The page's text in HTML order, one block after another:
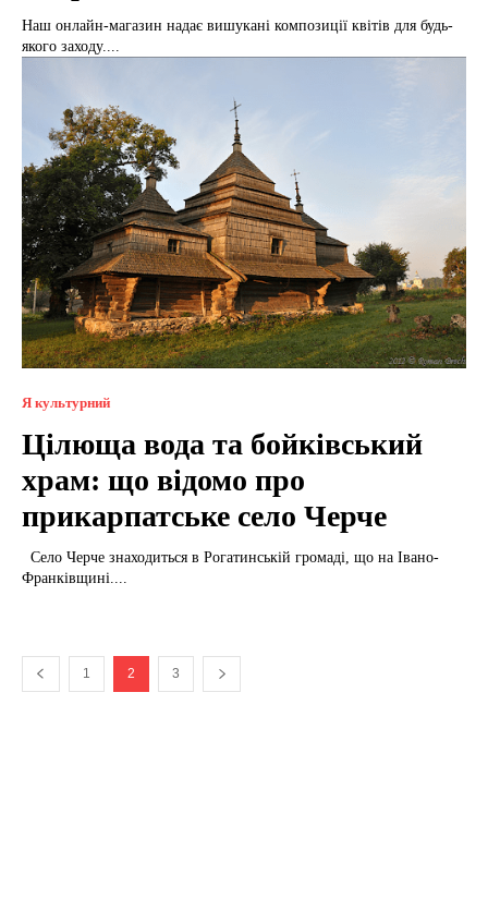
Наш онлайн-магазин надає вишукані композиції квітів для будь-
якого заходу....
Я культурний
Цілюща вода та бойківський
храм: що відомо про
прикарпатське село Черче
Франківщині....
1 2 3